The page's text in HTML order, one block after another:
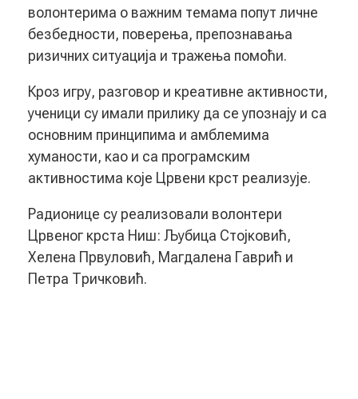
волонтерима о важним темама попут личне
безбедности, поверења, препознавања
ризичних ситуација и тражења помоћи.
Кроз игру, разговор и креативне активности,
ученици су имали прилику да се упознају и са
основним принципима и амблемима
хуманости, као и са програмским
активностима које Црвени крст реализује.
Радионице су реализовали волонтери
Црвеног крста Ниш: Љубица Стојковић,
Хелена Првуловић, Магдалена Гаврић и
Петра Тричковић.